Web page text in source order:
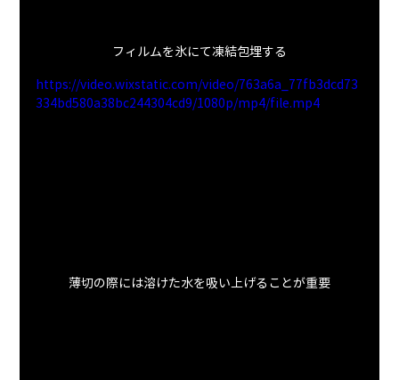
フィルムを氷にて凍結包埋する
https://video.wixstatic.com/video/763a6a_77fb3dcd73
334bd580a38bc244304cd9/1080p/mp4/file.mp4
薄切の際には溶けた水を吸い上げることが重要